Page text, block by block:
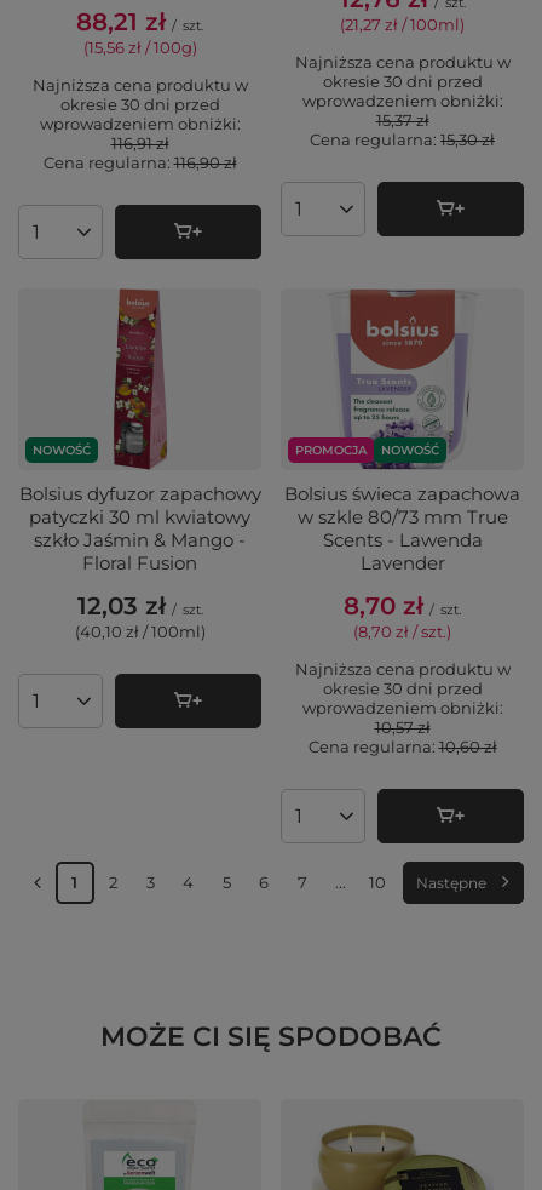
88,21 zł / szt.
(15,56 zł / 100g)
Najniższa cena produktu w
okresie 30 dni przed
wprowadzeniem obniżki:
116,91 zł
Cena regularna:116,90 zł
Ilość produktów
(21,27 zł / 100ml)
Najniższa cena produktu w
okresie 30 dni przed
wprowadzeniem obniżki:
15,37 zł
Cena regularna: 15,30 zł
Ilość produktów
NOWOŚĆ
Bolsius dyfuzor zapachowy
patyczki 30 ml kwiatowy
szkło Jaśmin & Mango -
Floral Fusion
12,03 zł / szt.
(40,10 zł / 100ml)
Ilość produktów
PROMOCJA NOWOŚĆ
Bolsius świeca zapachowa
w szkle 80/73 mm True
Scents - Lawenda
Lavender
8,70 zł / szt.
(8,70 zł / szt.)
Najniższa cena produktu w
okresie 30 dni przed
wprowadzeniem obniżki:
10,57 zł
Cena regularna:10,60 zł
Ilość produktów
1 2 3 4 5 6 7 ... 10 Następne
MOŻE CI SIĘ SPODOBAĆ